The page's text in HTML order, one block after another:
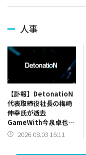
人事
【訃報】DetonatioN
代表取締役社長の梅崎
伸幸氏が逝去
GameWith今泉卓也社
長が後任に
2026.08.03 16:11